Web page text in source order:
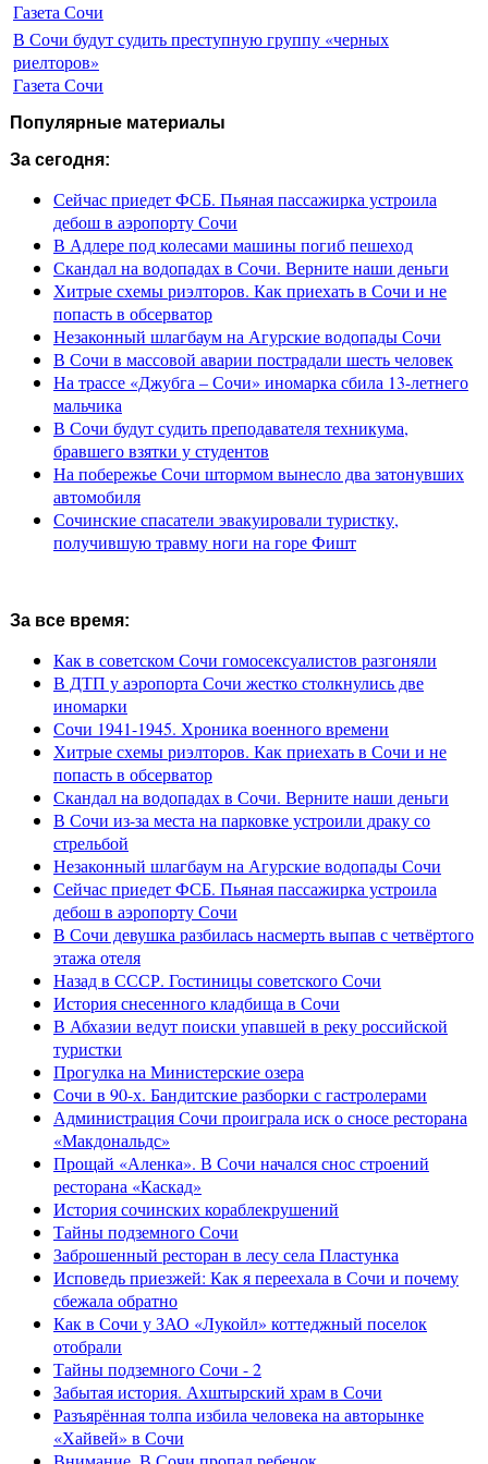
Газета Сочи
В Сочи будут судить преступную группу «черных
риелторов»
Газета Сочи
Популярные материалы
За сегодня:
Сейчас приедет ФСБ. Пьяная пассажирка устроила
дебош в аэропорту Сочи
В Адлере под колесами машины погиб пешеход
Скандал на водопадах в Сочи. Верните наши деньги
Хитрые схемы риэлторов. Как приехать в Сочи и не
попасть в обсерватор
Незаконный шлагбаум на Агурские водопады Сочи
В Сочи в массовой аварии пострадали шесть человек
На трассе «Джубга – Сочи» иномарка сбила 13-летнего
мальчика
В Сочи будут судить преподавателя техникума,
бравшего взятки у студентов
На побережье Сочи штормом вынесло два затонувших
автомобиля
Сочинские спасатели эвакуировали туристку,
получившую травму ноги на горе Фишт
За все время:
Как в советском Сочи гомосексуалистов разгоняли
В ДТП у аэропорта Сочи жестко столкнулись две
иномарки
Сочи 1941-1945. Хроника военного времени
Хитрые схемы риэлторов. Как приехать в Сочи и не
попасть в обсерватор
Скандал на водопадах в Сочи. Верните наши деньги
В Сочи из-за места на парковке устроили драку со
стрельбой
Незаконный шлагбаум на Агурские водопады Сочи
Сейчас приедет ФСБ. Пьяная пассажирка устроила
дебош в аэропорту Сочи
В Сочи девушка разбилась насмерть выпав с четвёртого
этажа отеля
Назад в СССР. Гостиницы советского Сочи
История снесенного кладбища в Сочи
В Абхазии ведут поиски упавшей в реку российской
туристки
Прогулка на Министерские озера
Сочи в 90-х. Бандитские разборки с гастролерами
Администрация Сочи проиграла иск о сносе ресторана
«Макдональдс»
Прощай «Аленка». В Сочи начался снос строений
ресторана «Каскад»
История сочинских кораблекрушений
Тайны подземного Сочи
Заброшенный ресторан в лесу села Пластунка
Исповедь приезжей: Как я переехала в Сочи и почему
сбежала обратно
Как в Сочи у ЗАО «Лукойл» коттеджный поселок
отобрали
Тайны подземного Сочи - 2
Забытая история. Ахштырский храм в Сочи
Разъярённая толпа избила человека на авторынке
«Хайвей» в Сочи